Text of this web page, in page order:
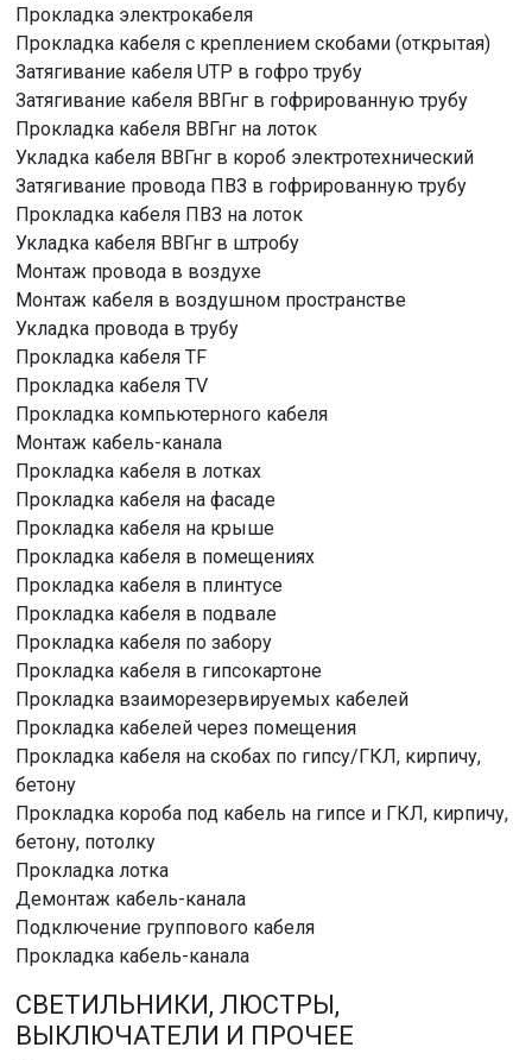
Прокладка электрокабеля
Прокладка кабеля с креплением скобами (открытая)
Затягивание кабеля UTP в гофро трубу
Затягивание кабеля ВВГнг в гофрированную трубу
Прокладка кабеля ВВГнг на лоток
Укладка кабеля ВВГнг в короб электротехнический
Затягивание провода ПВЗ в гофрированную трубу
Прокладка кабеля ПВЗ на лоток
Укладка кабеля ВВГнг в штробу
Монтаж провода в воздухе
Монтаж кабеля в воздушном пространстве
Укладка провода в трубу
Прокладка кабеля TF
Прокладка кабеля TV
Прокладка компьютерного кабеля
Монтаж кабель-канала
Прокладка кабеля в лотках
Прокладка кабеля на фасаде
Прокладка кабеля на крыше
Прокладка кабеля в помещениях
Прокладка кабеля в плинтусе
Прокладка кабеля в подвале
Прокладка кабеля по забору
Прокладка кабеля в гипсокартоне
Прокладка взаиморезервируемых кабелей
Прокладка кабелей через помещения
Прокладка кабеля на скобах по гипсу/ГКЛ, кирпичу,
бетону
Прокладка короба под кабель на гипсе и ГКЛ, кирпичу,
бетону, потолку
Прокладка лотка
Демонтаж кабель-канала
Подключение группового кабеля
Прокладка кабель-канала
СВЕТИЛЬНИКИ, ЛЮСТРЫ,
ВЫКЛЮЧАТЕЛИ И ПРОЧЕЕ